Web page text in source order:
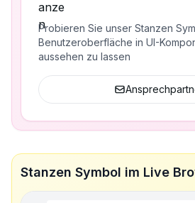
Probieren Sie unser Stanzen
Benutzeroberfläche in UI-
aussehen zu lassen
Stanzen Symbol im Live